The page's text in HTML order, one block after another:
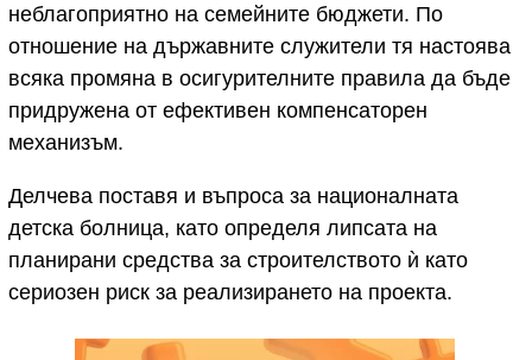
неблагоприятно на семейните бюджети. По
отношение на държавните служители тя настоява
всяка промяна в осигурителните правила да бъде
придружена от ефективен компенсаторен
механизъм.
Делчева поставя и въпроса за националната
детска болница, като определя липсата на
планирани средства за строителството ѝ като
сериозен риск за реализирането на проекта.